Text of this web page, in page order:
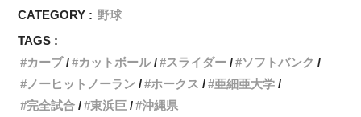
CATEGORY : 野球
TAGS :
カーブ
カットボール スライダー
ソフトバンク
ノーヒットノーラン
ホークス
亜細亜大学
完全試合
東浜巨 沖縄県